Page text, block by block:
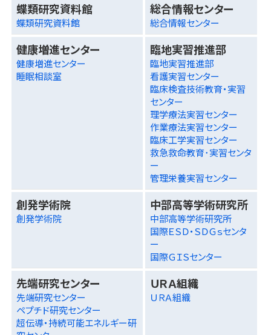
蝶類研究資料館
蝶類研究資料館
総合情報センター
総合情報センター
健康増進センター
健康増進センター
睡眠相談室
臨地実習推進部
臨地実習推進部
看護実習センター
臨床検査技術教育・実習
センター
理学療法実習センター
作業療法実習センター
臨床工学実習センター
救急救命教育･実習センタ
ー
管理栄養実習センター
創発学術院
創発学術院
中部高等学術研究所
中部高等学術研究所
国際ＥＳＤ・ＳＤＧｓセンタ
ー
国際ＧＩＳセンター
先端研究センター
先端研究センター
ペプチド研究センター
超伝導・持続可能エネルギー研
ＵＲＡ組織
ＵＲＡ組織